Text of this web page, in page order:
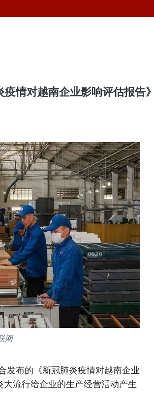
情对越南企业影响评估报告
网
布的《新冠肺炎疫情对越南企业
流行给企业的生产经营活动产生